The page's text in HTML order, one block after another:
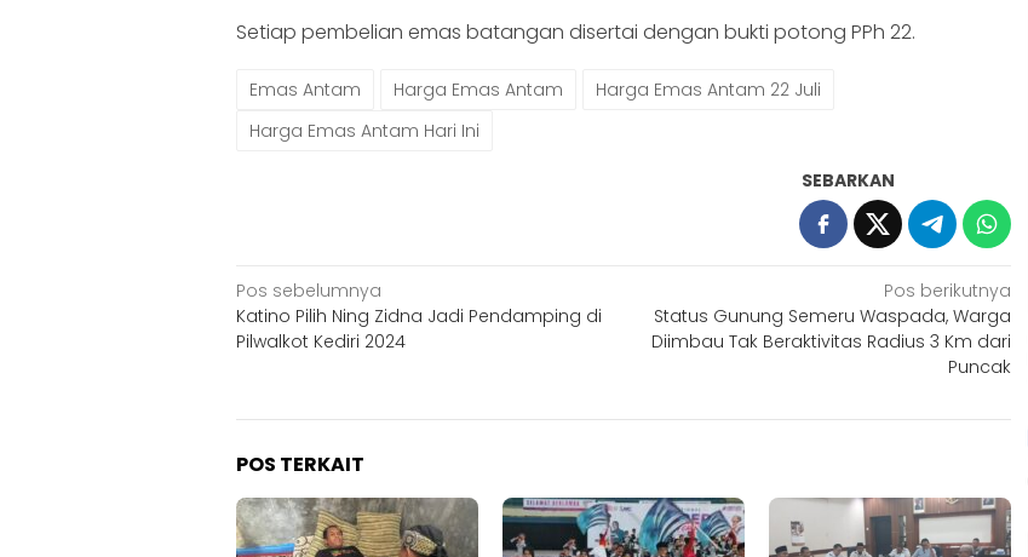
Setiap pembelian emas batangan disertai dengan bukti potong PPh 22.
Emas Antam Harga Emas Antam
Harga Emas Antam 22 Juli
Harga Emas Antam Hari Ini
SEBARKAN
Navigasi
pos
Pos sebelumnya
Katino Pilih Ning Zidna Jadi Pendamping di
Pilwalkot Kediri 2024
Pos berikutnya
Status Gunung Semeru Waspada, Warga
Diimbau Tak Beraktivitas Radius 3 Km dari
Puncak
POS TERKAIT